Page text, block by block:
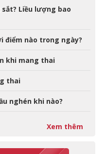
Liều lượng bao
điểm nào trong ngày?
khi mang thai
thai
nghén khi nào?
Xem thêm